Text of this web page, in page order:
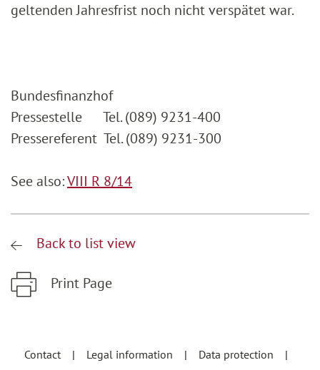
geltenden Jahresfrist noch nicht verspätet war.
Bundesfinanzhof
Pressestelle Tel. (089) 9231-400
Pressereferent Tel. (089) 9231-300
See also:VIII R 8/14
Back to list view
Print Page
Contact
Legal information Data protection